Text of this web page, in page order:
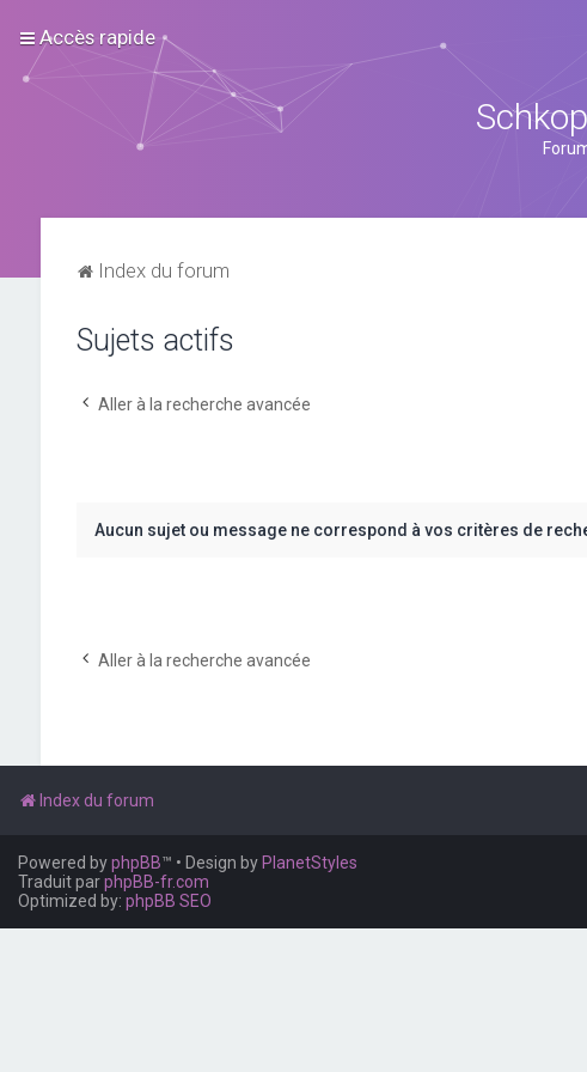
Accès rapide
Index du forum
Sujets actifs
Aller à la recherche avancée
Aucun sujet ou message ne correspond à vos critères de
Aller à la recherche avancée
Index du forum
Powered byphpBB™ • Design by PlanetStyles
Traduit parphpBB-fr.com
Optimized by: phpBB SEO